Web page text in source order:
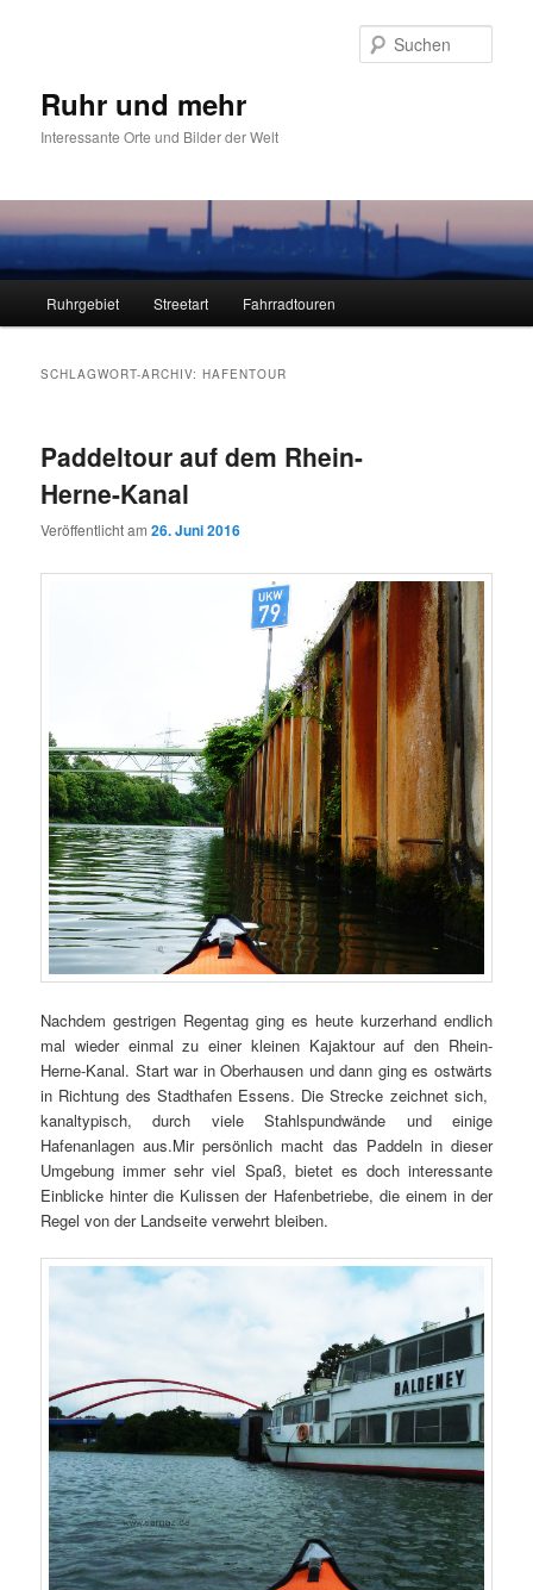
Ruhr und mehr
Interessante Orte und Bilder der Welt
Ruhrgebiet Streetart Fahrradtouren
SCHLAGWORT-ARCHIV:HAFENTOUR
Paddeltour auf dem Rhein-
Herne-Kanal
Veröffentlicht am26. Juni 2016
Nachdem gestrigen Regentag ging es heute kurzerhand endlich
mal wieder einmal zu einer kleinen Kajaktour auf den Rhein-
Herne-Kanal. Start war in Oberhausen und dann ging es ostwärts
in Richtung des Stadthafen Essens. Die Strecke zeichnet sich,
kanaltypisch, durch viele Stahlspundwände und einige
Hafenanlagen aus.Mir persönlich macht das Paddeln in dieser
Umgebung immer sehr viel Spaß, bietet es doch interessante
Einblicke hinter die Kulissen der Hafenbetriebe, die einem in der
Regel von der Landseite verwehrt bleiben.